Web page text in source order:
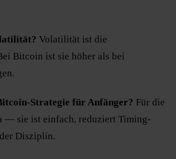
Volatilität ist die
Bitcoin ist sie höher als bei
Strategie für Anfänger? Für die
— sie ist einfach, reduziert Timing-
Disziplin.